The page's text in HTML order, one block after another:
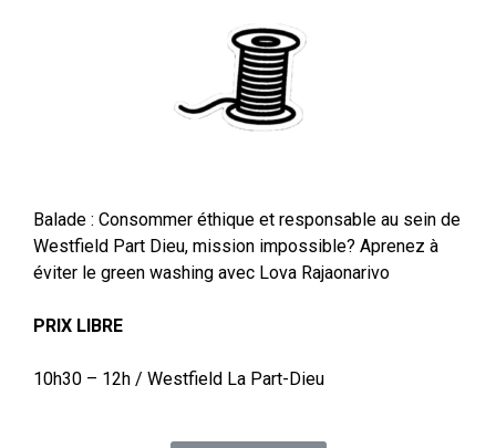
Balade : Consommer éthique et responsable au sein de
Westfield Part Dieu, mission impossible? Aprenez à
éviter le green washing avec Lova Rajaonarivo
PRIX LIBRE
10h30 – 12h / Westfield La Part-Dieu